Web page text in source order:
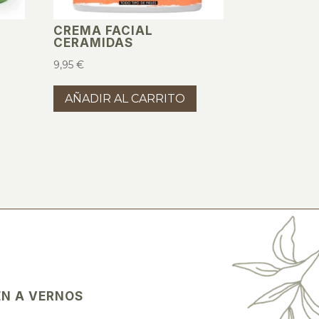
CREMA FACIAL
CERAMIDAS
9,95€
AÑADIR AL CARRITO
A VERNOS